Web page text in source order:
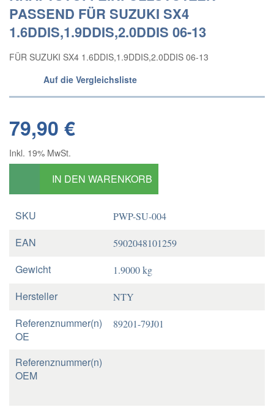
PASSEND FÜR SUZUKI SX4
1.6DDIS,1.9DDIS,2.0DDIS 06-13
FÜR SUZUKI SX4 1.6DDIS,1.9DDIS,2.0DDIS 06-13
Auf die Vergleichsliste
79,90 €
Inkl. 19% MwSt.
IN DEN WARENKORB
SKU PWP-SU-004
EAN 5902048101259
Gewicht 1.9000 kg
Hersteller NTY
Referenznummer(n)
OE
89201-79J01
Referenznummer(n)
OEM